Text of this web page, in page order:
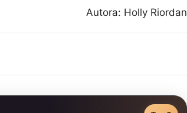
Autora: Holly Riordan